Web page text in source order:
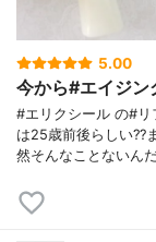
5.00
今から#エイジン
#エリクシール の#リ
は25歳前後らしい??
然そんなことないん